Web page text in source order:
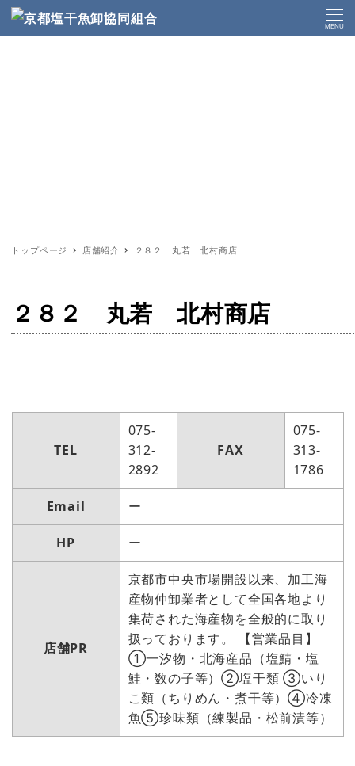
MENU
トップページ 店舗紹介 ２８２ 丸若 北村商店
２８２ 丸若 北村商店
TEL
075-
312-
2892
FAX
075-
313-
1786
Email ー
HP ー
店舗PR
京都市中央市場開設以来、加工海
産物仲卸業者として全国各地より
集荷された海産物を全般的に取り
扱っております。 【営業品目】
①一汐物・北海産品（塩鯖・塩
鮭・数の子等）②塩干類 ③いり
こ類（ちりめん・煮干等）④冷凍
魚⑤珍味類（練製品・松前漬等）